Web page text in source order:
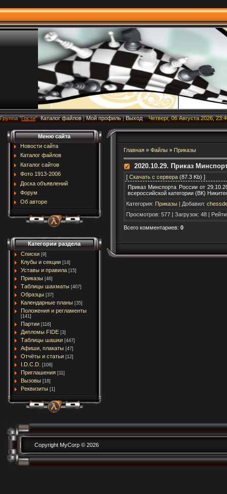
Группа"Гости" Каталог файлов |Мой профиль |Выход Четверг, 06 Августа 2026,
Меню сайта
Новости сайта
Каталог файлов
Каталог сайтов
Фото 1913-2006
Доска объявлений
Форум
Об авторе
Категории раздела
Списки [9]
Клубы и секции [14]
Уставы и правила [15]
Приказы [46]
Таблицы шахматы [407]
Образцы [37]
Календарные планы [35]
Положения и регламенты
[141]
Партии [116]
Дипломы FIDE [3]
Таблицы шашки [447]
Афиши, плакаты [47]
Отчёты и статьи [12]
I.D.C.D. [108]
Приглашения [11]
Вызовы [18]
Реквизиты [1]
Главная » Файлы » Приказы
2020.10.29. Приказ
[ Скачать с сервера (87.3 Kb) ]
Приказ Минспорта России от
всероссийской категории (ВК)
Категория: Приказы | Добавил:
Просмотров: 577 | Загрузок: 48 |
Всего комментариев: 0
Copyright MyCorp © 2026